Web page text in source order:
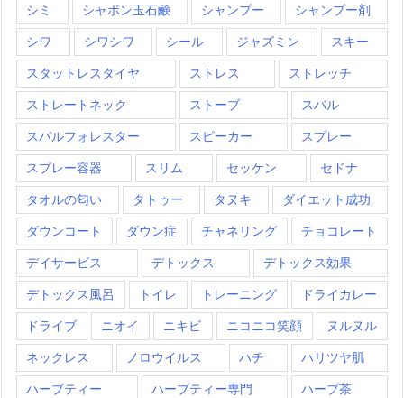
シミ シャボン玉石鹸 シャンプー シャンプー剤
シワ シワシワ シール ジャズミン スキー
スタットレスタイヤ ストレス ストレッチ
ストレートネック ストーブ スバル
スバルフォレスター スピーカー スプレー
スプレー容器 スリム セッケン セドナ
タオルの匂い タトゥー タヌキ ダイエット成功
ダウンコート ダウン症 チャネリング チョコレート
デイサービス デトックス デトックス効果
デトックス風呂 トイレ トレーニング ドライカレー
ドライブ ニオイ ニキビ ニコニコ笑顔 ヌルヌル
ネックレス ノロウイルス ハチ ハリツヤ肌
ハーブティー ハーブティー専門 ハーブ茶